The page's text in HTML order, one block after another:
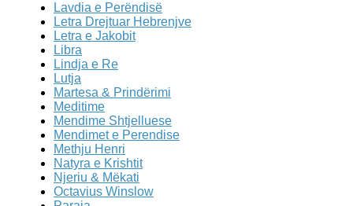
Lavdia e Perëndisë
Letra Drejtuar Hebrenjve
Letra e Jakobit
Libra
Lindja e Re
Lutja
Martesa & Prindërimi
Meditime
Mendime Shtjelluese
Mendimet e Perendise
Methju Henri
Natyra e Krishtit
Njeriu & Mëkati
Octavius Winslow